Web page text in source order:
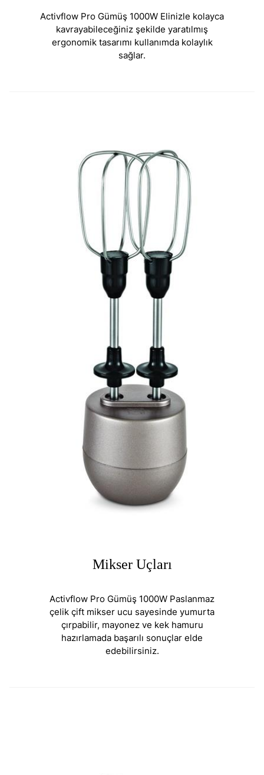
Activflow Pro Gümüş 1000W Elinizle kolayca
kavrayabileceğiniz şekilde yaratılmış
ergonomik tasarımı kullanımda kolaylık
sağlar.
Mikser Uçları
Activflow Pro Gümüş 1000W Paslanmaz
çelik çift mikser ucu sayesinde yumurta
çırpabilir, mayonez ve kek hamuru
hazırlamada başarılı sonuçlar elde
edebilirsiniz.